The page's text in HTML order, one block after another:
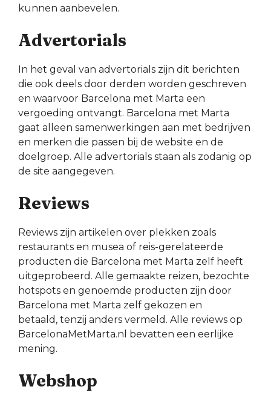
kunnen aanbevelen.
Advertorials
In het geval van advertorials zijn dit berichten
die ook deels door derden worden geschreven
en waarvoor Barcelona met Marta een
vergoeding ontvangt. Barcelona met Marta
gaat alleen samenwerkingen aan met bedrijven
en merken die passen bij de website en de
doelgroep. Alle advertorials staan als zodanig op
de site aangegeven.
Reviews
Reviews zijn artikelen over plekken zoals
restaurants en musea of reis-gerelateerde
producten die Barcelona met Marta zelf heeft
uitgeprobeerd. Alle gemaakte reizen, bezochte
hotspots en genoemde producten zijn door
Barcelona met Marta zelf gekozen en
betaald, tenzij anders vermeld. Alle reviews op
BarcelonaMetMarta.nl bevatten een eerlijke
mening.
Webshop